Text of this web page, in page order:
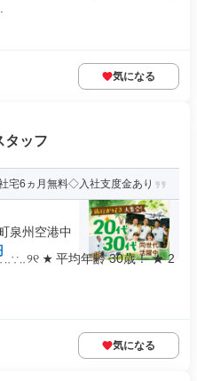
気になる
タッフ
宅6ヵ月無料◇入社支度金あり
泉州空港中
★ 平均年齢 30歳！ ★ 2
気になる